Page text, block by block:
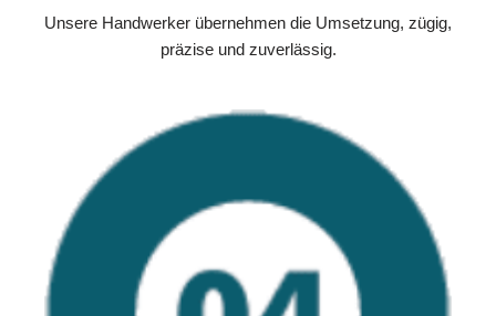
Unsere Handwerker übernehmen die Umsetzung, zügig,
präzise und zuverlässig.